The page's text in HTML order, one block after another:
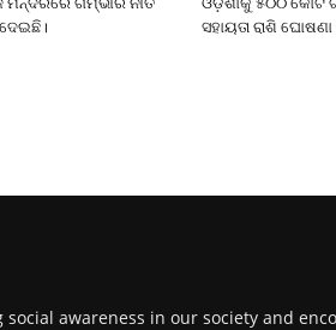
ସହାୟତା ରାଶି
awareness in our society and